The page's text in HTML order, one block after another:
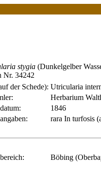
stygia (Dunkelgelber
Nr. 34242
der Schede): Utricularia
Herbarium
1846
rara In turfosis
Böbing